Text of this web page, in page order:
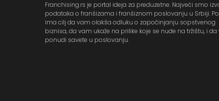
Franchising.rs je portal ideja za preduzetne. Najveći smo
podataka o franšizama i franšiznom poslovanju u Srbiji.
ima cilj da vam olakša odluku o započinjanju sopstvenog
biznisa, da vam ukaže na prilike koje se nude na tržištu, i
ponudi savete u poslovanju.